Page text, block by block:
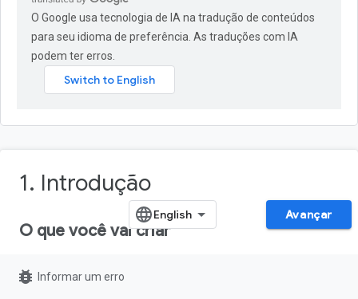
O Google usa tecnologia de IA na tradução de conteúdos
para seu idioma de preferência. As traduções com IA
podem ter erros.
1. Introdução
O que você vai criar
microcontroladorese executar um modelo de aprendizado
Avançar
bug_report Informar um erro